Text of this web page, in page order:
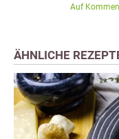
Auf
ÄHNLICHE